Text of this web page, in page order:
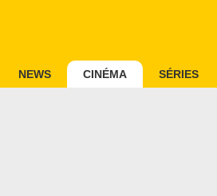
NEWS CINÉMA SÉRIES